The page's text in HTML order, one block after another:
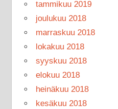
tammikuu 2019
joulukuu 2018
marraskuu 2018
lokakuu 2018
syyskuu 2018
elokuu 2018
heinäkuu 2018
kesäkuu 2018